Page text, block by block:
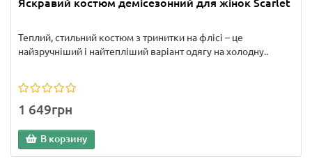
Яскравий костюм демісезонний для жінок Scarlet
Теплий, стильний костюм з тринитки на флісі – це
найзручніший і найтепліший варіант одягу на холодну..
1 649грн
В корзину